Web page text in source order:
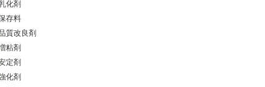
化剤
存料
質改良剤
粘剤
定剤
化剤